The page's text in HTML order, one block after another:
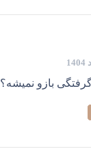
بازو نمیشه؟